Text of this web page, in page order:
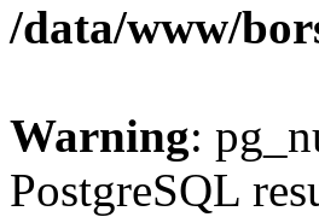
/data/www/
Warning:
PostgreSQL